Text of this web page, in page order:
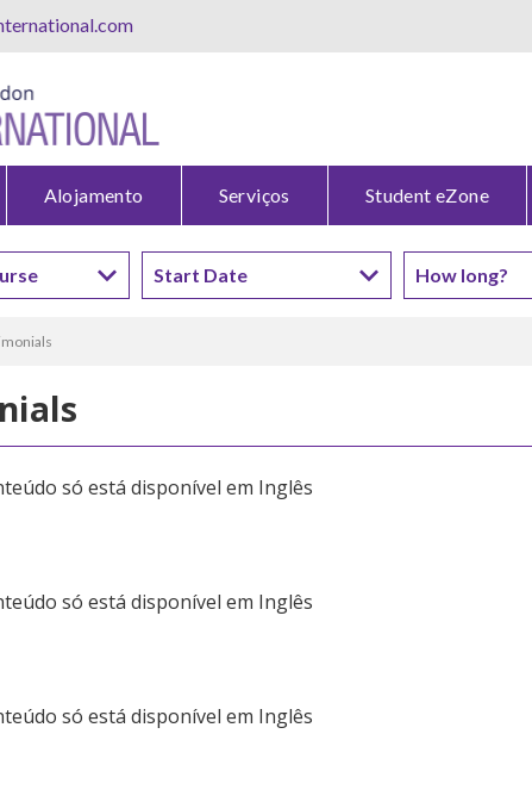
Alojamento Serviços Student eZone
só está disponível em Inglês
só está disponível em Inglês
só está disponível em Inglês